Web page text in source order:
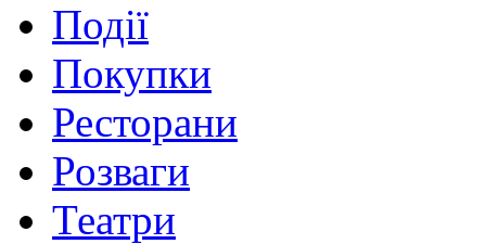
Події
Покупки
Ресторани
Розваги
Театри